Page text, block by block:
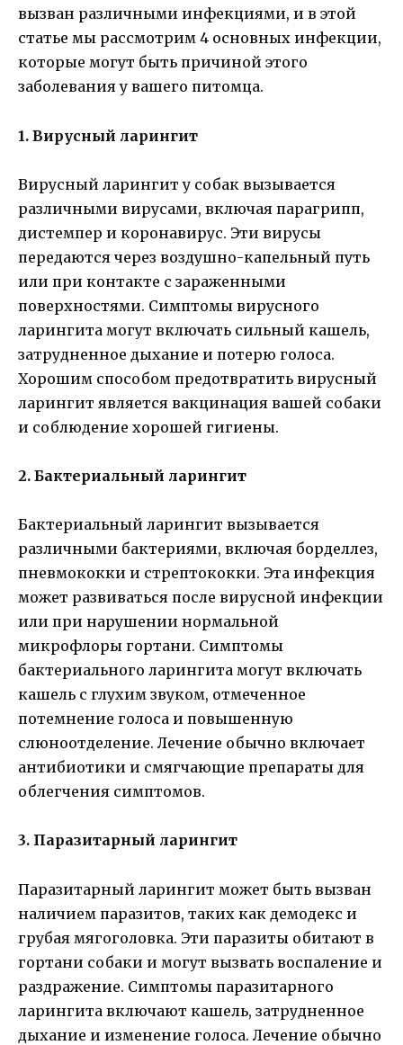
вызван различными инфекциями, и в этой
статье мы рассмотрим 4 основных инфекции,
которые могут быть причиной этого
заболевания у вашего питомца.
1. Вирусный ларингит
Вирусный ларингит у собак вызывается
различными вирусами, включая парагрипп,
дистемпер и коронавирус. Эти вирусы
передаются через воздушно-капельный путь
или при контакте с зараженными
поверхностями. Симптомы вирусного
ларингита могут включать сильный кашель,
затрудненное дыхание и потерю голоса.
Хорошим способом предотвратить вирусный
ларингит является вакцинация вашей собаки
и соблюдение хорошей гигиены.
2. Бактериальный ларингит
Бактериальный ларингит вызывается
различными бактериями, включая борделлез,
пневмококки и стрептококки. Эта инфекция
может развиваться после вирусной инфекции
или при нарушении нормальной
микрофлоры гортани. Симптомы
бактериального ларингита могут включать
кашель с глухим звуком, отмеченное
потемнение голоса и повышенную
слюноотделение. Лечение обычно включает
антибиотики и смягчающие препараты для
облегчения симптомов.
3. Паразитарный ларингит
Паразитарный ларингит может быть вызван
наличием паразитов, таких как демодекс и
грубая мягоголовка. Эти паразиты обитают в
гортани собаки и могут вызвать воспаление и
раздражение. Симптомы паразитарного
ларингита включают кашель, затрудненное
дыхание и изменение голоса. Лечение обычно